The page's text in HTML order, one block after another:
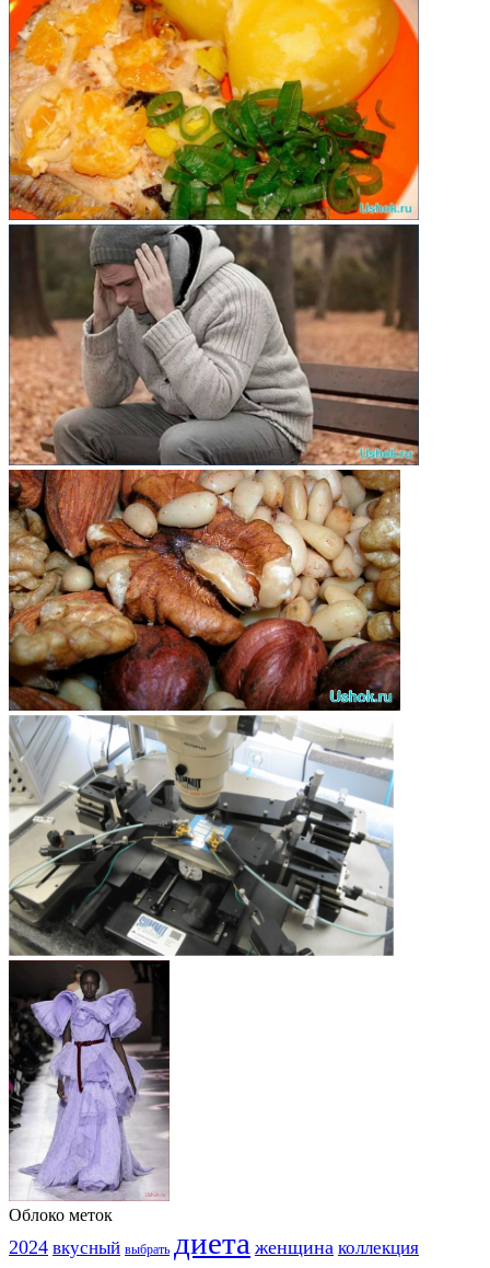
Облоко меток
2024 вкусный выбрать диета женщина коллекция